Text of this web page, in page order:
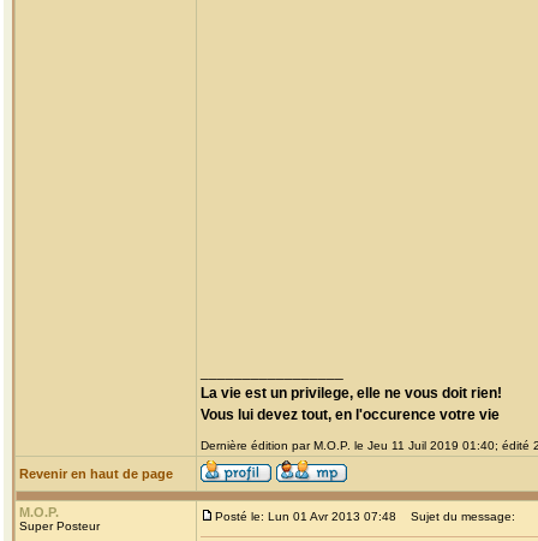
La vie est un privilege, elle ne vous doit rien!
Vous lui devez tout, en l'occurence votre vie
Dernière édition par M.O.P. le Jeu 11 Juil 2019 01:40; édité
Revenir en haut de page
M.O.P.
Super Posteur
Posté le: Lun 01 Avr 2013 07:48 Sujet du message: